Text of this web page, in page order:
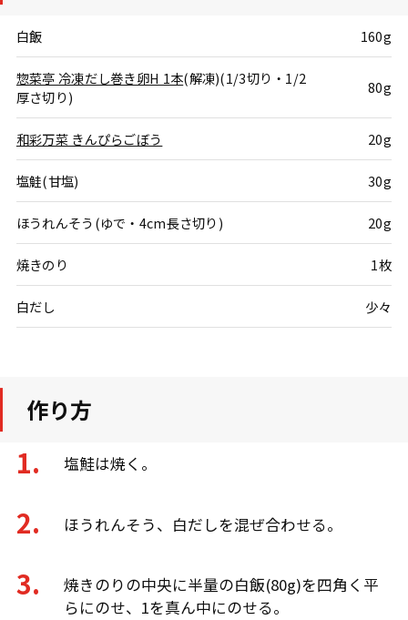
白飯 160g
惣菜亭 冷凍だし巻き卵H 1本(解凍)(1/3切り・1/2
厚さ切り)
80g
和彩万菜 きんぴらごぼう 20g
塩鮭(甘塩) 30g
ほうれんそう(ゆで・4cm長さ切り) 20g
焼きのり 1枚
白だし 少々
作り方
塩鮭は焼く。
ほうれんそう、白だしを混ぜ合わせる。
焼きのりの中央に半量の白飯(80g)を四角く平
らにのせ、1を真ん中にのせる。